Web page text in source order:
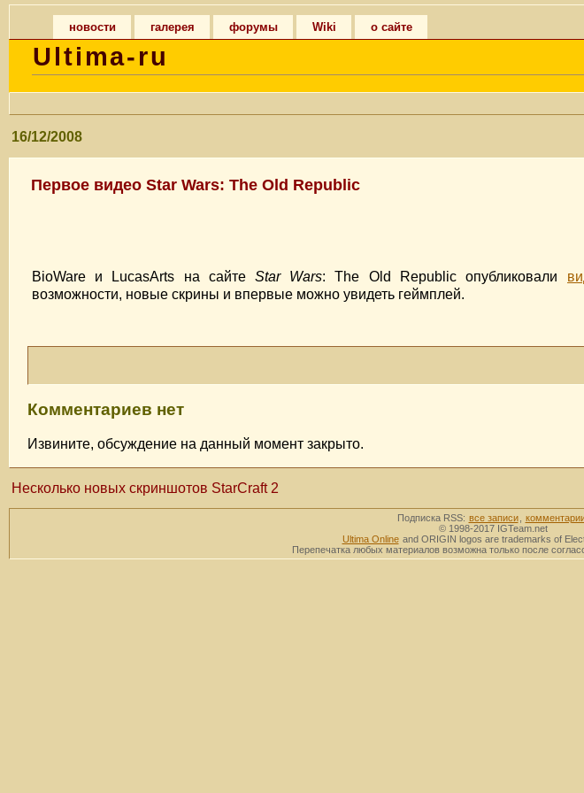
новости галерея форумы Wiki о сайте
Ultima-ru
16/12/2008
Первое видео Star Wars: The Old Republic
BioWare и LucasArts на сайте Star Wars: The Old Republic опубликовали
возможности, новые скрины и впервые можно увидеть геймплей.
Комментариев нет
Извините, обсуждение на данный момент закрыто.
Несколько новых скриншотов StarCraft 2
Подписка RSS: все записи
© 1998-2017 IGTeam.net
Ultima Online and ORIGIN logos are trademarks of
Перепечатка любых материалов возможна только после